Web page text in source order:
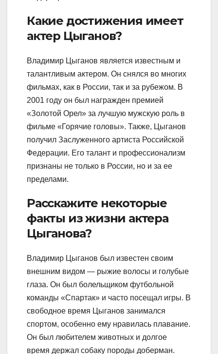
Какие достижения имеет
актер Цыганов?
Владимир Цыганов является известным и
талантливым актером. Он снялся во многих
фильмах, как в России, так и за рубежом. В
2001 году он был награжден премией
«Золотой Орел» за лучшую мужскую роль в
фильме «Горячие головы». Также, Цыганов
получил Заслуженного артиста Российской
Федерации. Его талант и профессионализм
признаны не только в России, но и за ее
пределами.
Расскажите некоторые
факты из жизни актера
Цыганова?
Владимир Цыганов был известен своим
внешним видом — рыжие волосы и голубые
глаза. Он был болельщиком футбольной
команды «Спартак» и часто посещал игры. В
свободное время Цыганов занимался
спортом, особенно ему нравилась плавание.
Он был любителем животных и долгое
время держал собаку породы доберман.